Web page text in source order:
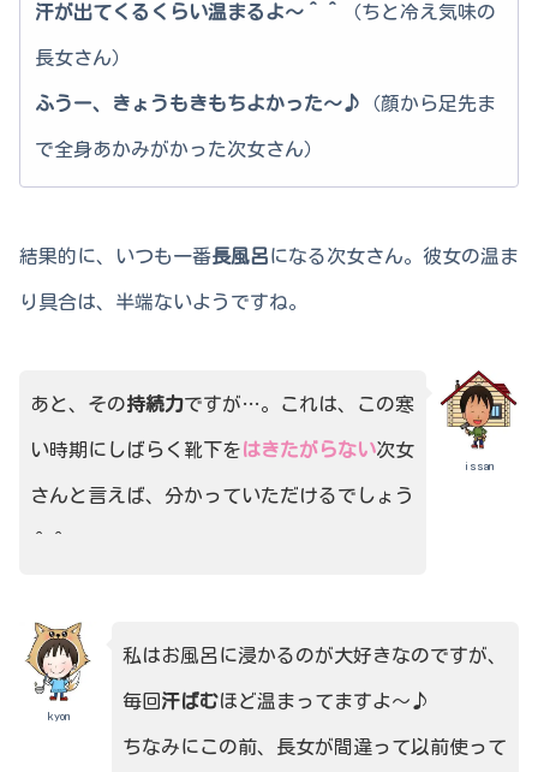
汗が出てくるくらい温まるよ～＾＾ （ちと冷え気味の
長女さん）
ふうー、きょうもきもちよかった～♪ （顔から足先ま
で全身あかみがかった次女さん）
結果的に、いつも一番長風呂になる次女さん。彼女の温ま
り具合は、半端ないようですね。
issan
あと、その持続力ですが…。これは、この寒
い時期にしばらく靴下をはきたがらない次女
さんと言えば、分かっていただけるでしょう
kyon
私はお風呂に浸かるのが大好きなのですが、
毎回汗ばむほど温まってますよ～♪
ちなみにこの前、長女が間違って以前使って